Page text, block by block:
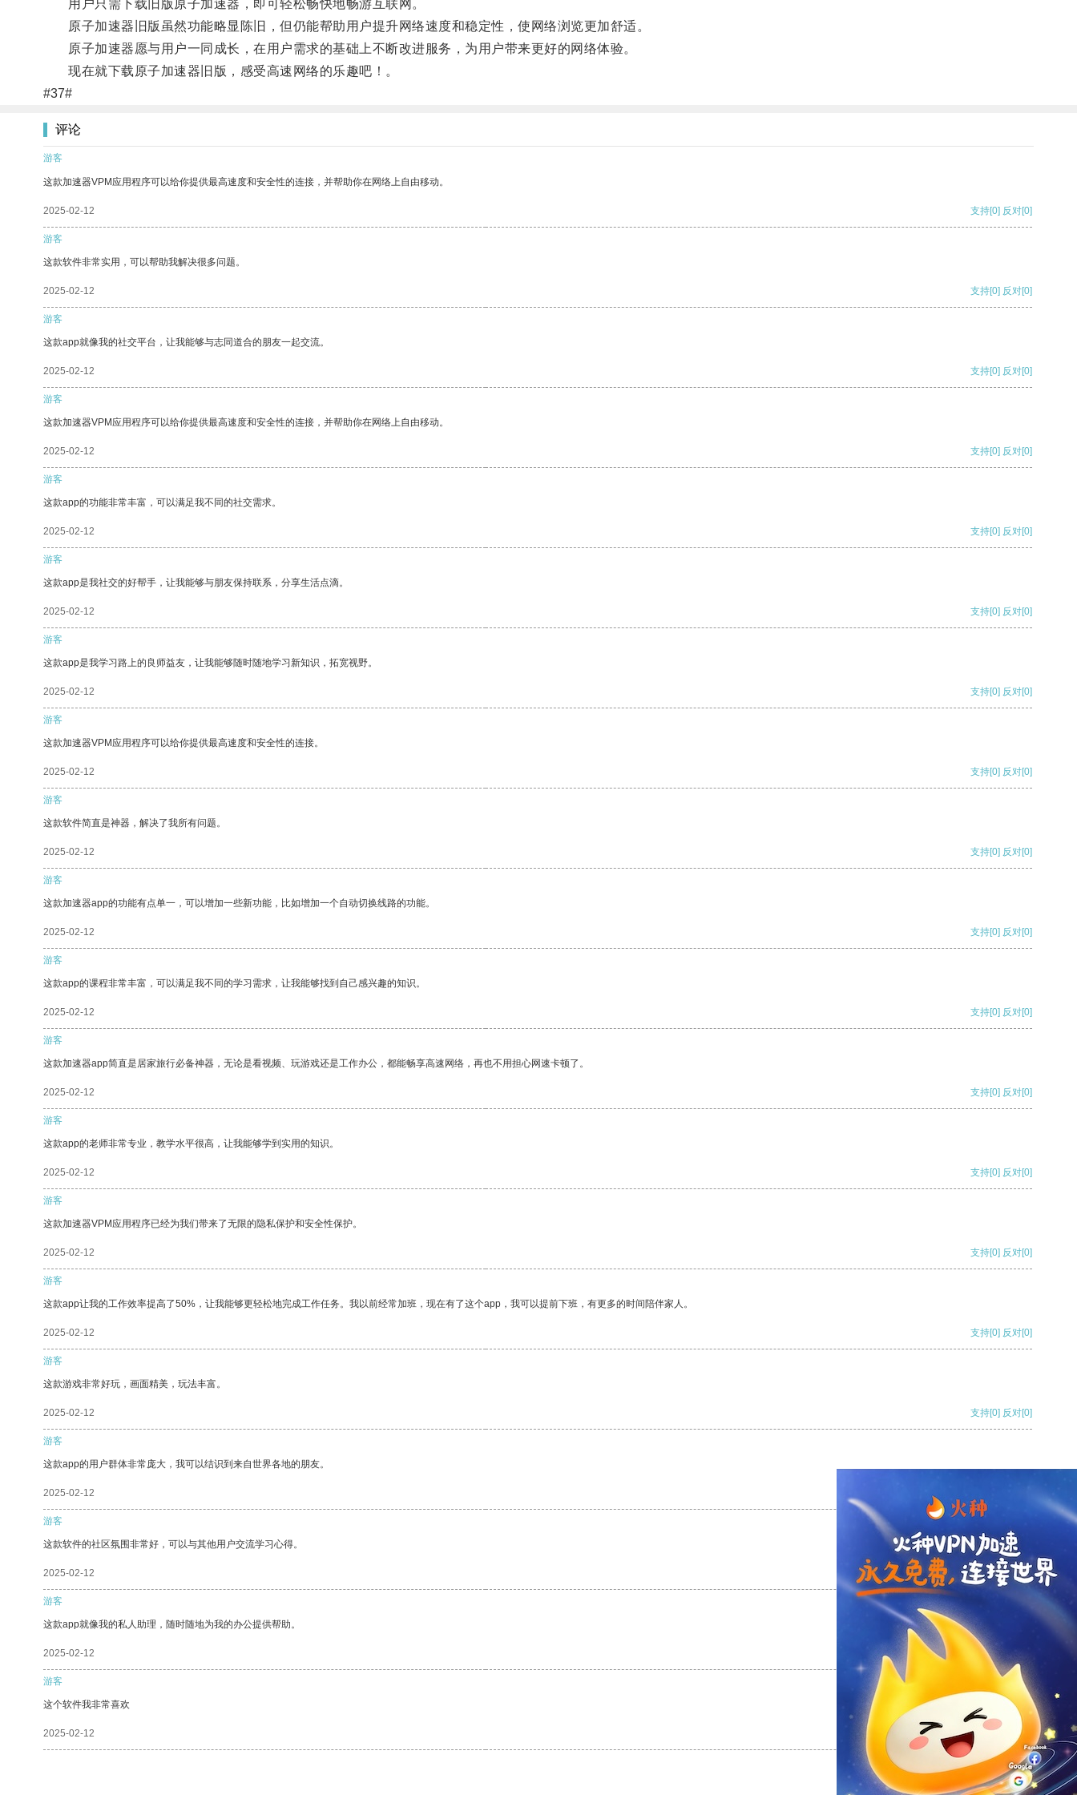
用户只需下载旧版原子加速器，即可轻松畅快地畅游互联网。
原子加速器旧版虽然功能略显陈旧，但仍能帮助用户提升网络速度和稳定性，使网络浏览更加舒适。
原子加速器愿与用户一同成长，在用户需求的基础上不断改进服务，为用户带来更好的网络体验。
现在就下载原子加速器旧版，感受高速网络的乐趣吧！。
#37#
评论
游客
这款加速器VPM应用程序可以给你提供最高速度和安全性的连接，并帮助你在网络上自由移动。
2025-02-12 支持[0] 反对[0]
游客
这款软件非常实用，可以帮助我解决很多问题。
2025-02-12 支持[0] 反对[0]
游客
这款app就像我的社交平台，让我能够与志同道合的朋友一起交流。
2025-02-12 支持[0] 反对[0]
游客
这款加速器VPM应用程序可以给你提供最高速度和安全性的连接，并帮助你在网络上自由移动。
2025-02-12 支持[0] 反对[0]
游客
这款app的功能非常丰富，可以满足我不同的社交需求。
2025-02-12 支持[0] 反对[0]
游客
这款app是我社交的好帮手，让我能够与朋友保持联系，分享生活点滴。
2025-02-12 支持[0] 反对[0]
游客
这款app是我学习路上的良师益友，让我能够随时随地学习新知识，拓宽视野。
2025-02-12 支持[0] 反对[0]
游客
这款加速器VPM应用程序可以给你提供最高速度和安全性的连接。
2025-02-12 支持[0] 反对[0]
游客
这款软件简直是神器，解决了我所有问题。
2025-02-12 支持[0] 反对[0]
游客
这款加速器app的功能有点单一，可以增加一些新功能，比如增加一个自动切换线路的功能。
2025-02-12 支持[0] 反对[0]
游客
这款app的课程非常丰富，可以满足我不同的学习需求，让我能够找到自己感兴趣的知识。
2025-02-12 支持[0] 反对[0]
游客
这款加速器app简直是居家旅行必备神器，无论是看视频、玩游戏还是工作办公，都能畅享高速网络，再也不用担心网速卡顿了。
2025-02-12 支持[0] 反对[0]
游客
这款app的老师非常专业，教学水平很高，让我能够学到实用的知识。
2025-02-12 支持[0] 反对[0]
游客
这款加速器VPM应用程序已经为我们带来了无限的隐私保护和安全性保护。
2025-02-12 支持[0] 反对[0]
游客
这款app让我的工作效率提高了50%，让我能够更轻松地完成工作任务。我以前经常加班，现在有了这个app，我可以提前下班，有更多的时间陪伴家人。
2025-02-12 支持[0] 反对[0]
游客
这款游戏非常好玩，画面精美，玩法丰富。
2025-02-12 支持[0] 反对[0]
游客
这款app的用户群体非常庞大，我可以结识到来自世界各地的朋友。
2025-02-12
游客
这款软件的社区氛围非常好，可以与其他用户交流学习心得。
2025-02-12 支持 [0] 反对[0]
游客
这款app就像我的私人助理，随时随地为我的办公提供帮助。
2025-02-12 支持[0] 反对
游客
这个软件我非常喜欢
2025-02-12 支持[0] 反对[0]